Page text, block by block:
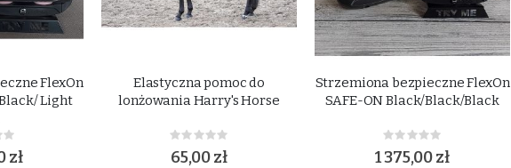
FlexOn
Light
zł
Elastyczna pomoc do
lonżowania Harry's Horse
Rating:
0%
65,00 zł
Strzemiona bezpieczne FlexOn
SAFE-ON Black/Black/Black
Rating:
0%
1 375,00 zł